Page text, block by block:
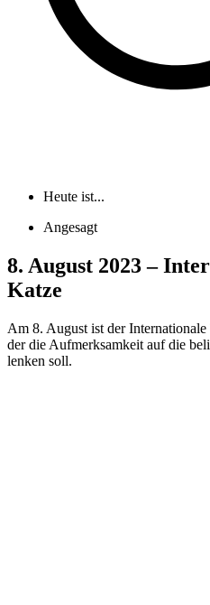
Heute ist...
Angesagt
8. August 2023 –
Katze
Am 8. August ist der
der die Aufmerksamkeit auf die
lenken soll.